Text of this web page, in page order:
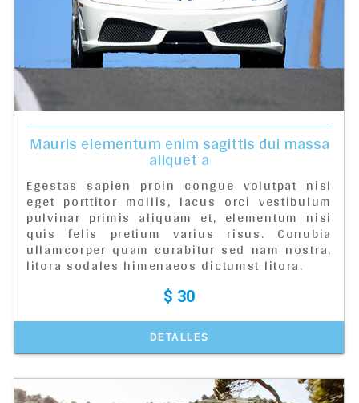
Mauris elementum enim sagittis dui massa
aliquet a
Egestas sapien proin congue volutpat nisl
eget porttitor mollis, lacus orci vestibulum
pulvinar primis aliquam et, elementum nisi
quis felis pretium varius risus. Conubia
ullamcorper quam curabitur sed nam nostra,
litora sodales himenaeos dictumst litora.
$ 30
DETALLES